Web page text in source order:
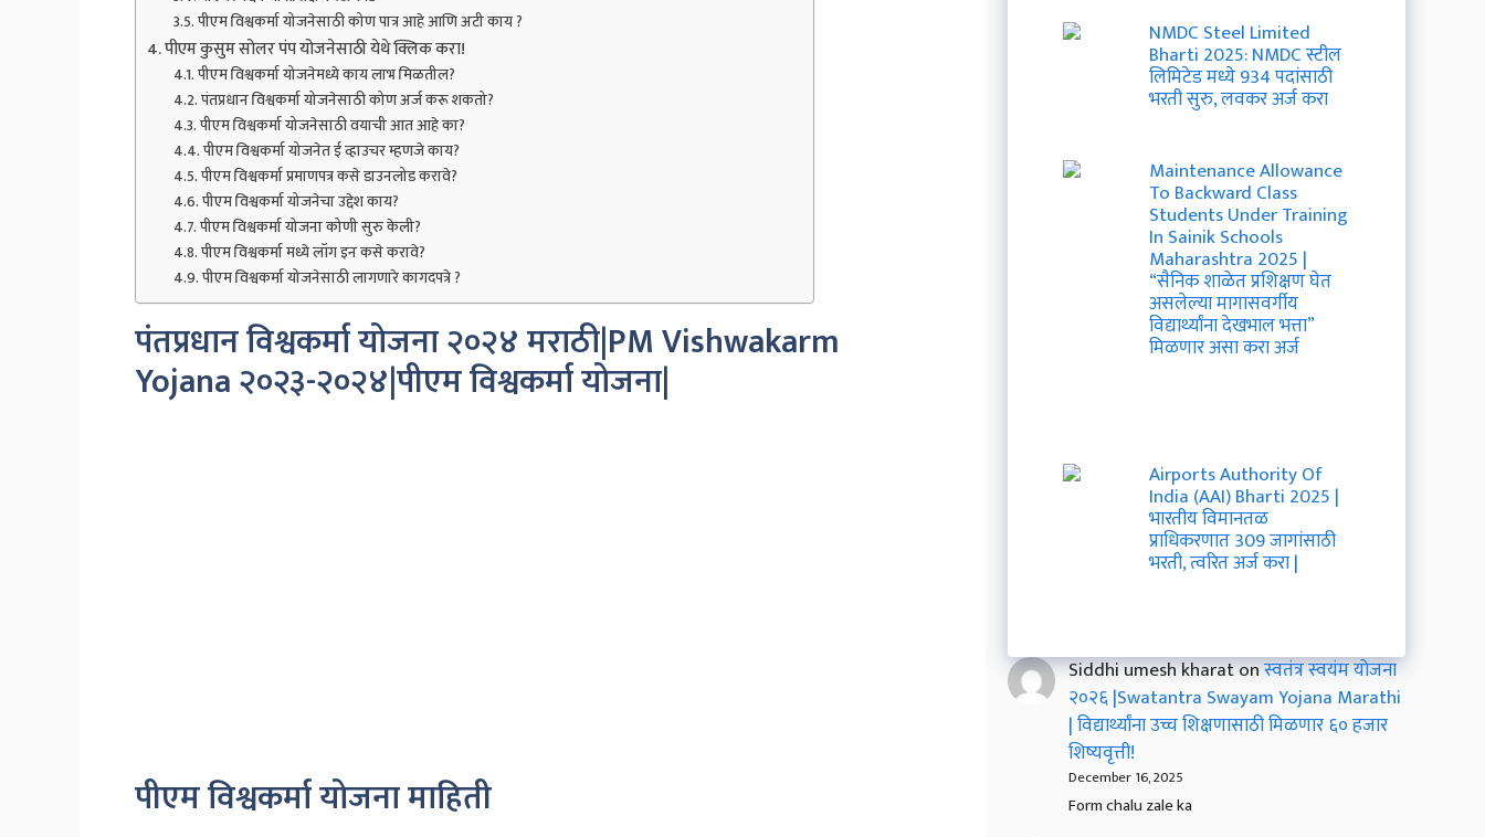
पीएम विश्वकर्मा योजनेसाठी कोण पात्र आहे आणि अटी काय ?
पीएम कुसुम सोलर पंप योजनेसाठी येथे क्लिक करा!
पीएम विश्वकर्मा योजनेमध्ये काय लाभ मिळतील?
पंतप्रधान विश्वकर्मा योजनेसाठी कोण अर्ज करू शकतो?
पीएम विश्वकर्मा योजनेसाठी वयाची आत आहे का?
पीएम विश्वकर्मा योजनेत ई व्हाउचर म्हणजे काय?
पीएम विश्वकर्मा प्रमाणपत्र कसे डाउनलोड करावे?
पीएम विश्वकर्मा योजनेचा उद्देश काय?
पीएम विश्वकर्मा योजना कोणी सुरु केली?
पीएम विश्वकर्मा मध्ये लॉग इन कसे करावे?
पीएम विश्वकर्मा योजनेसाठी लागणारे कागदपत्रे ?
पंतप्रधान विश्वकर्मा योजना २०२४ मराठी|PM Vishwakarm
Yojana २०२३-२०२४|पीएम विश्वकर्मा योजना|
पीएम विश्वकर्मा योजना माहिती
NMDC Steel Limited
Bharti 2025: NMDC स्टील
लिमिटेड मध्ये 934 पदांसाठी
भरती सुरु, लवकर अर्ज करा
Maintenance Allowance
To Backward Class
Students Under Training
In Sainik Schools
Maharashtra 2025 |
“सैनिक शाळेत प्रशिक्षण घेत
असलेल्या मागासवर्गीय
विद्यार्थ्यांना देखभाल भत्ता”
मिळणार असा करा अर्ज
Airports Authority Of
India (AAI) Bharti 2025 |
भारतीय विमानतळ
प्राधिकरणात 309 जागांसाठी
भरती, त्वरित अर्ज करा |
Siddhi umesh kharatonस्वतंत्र स्वयंम योजना
२०२६ |Swatantra Swayam Yojana Marathi
| विद्यार्थ्यांना उच्च शिक्षणासाठी मिळणार ६० हजार
शिष्यवृत्ती!
December 16, 2025
Form chalu zale ka